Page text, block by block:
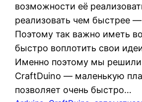
возможности её
реализовать чем быстрее
Поэтому так важно иметь
быстро воплотить свои
Именно поэтому мы решили
CraftDuino — маленькую
позволяет очень быстро…